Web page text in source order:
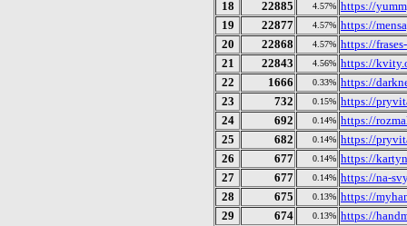
18
22885 4.57% https://
19
22877 4.57% https://
20
22868 4.57% https://
21
22843 4.56% https://
22
1666 0.33% https://
23
732 0.15% https://
24
692 0.14% https://
25
682 0.14% https://
26
677 0.14% https://
27
677 0.14% https://na-
28
675 0.13% https://
29
674 0.13% https://